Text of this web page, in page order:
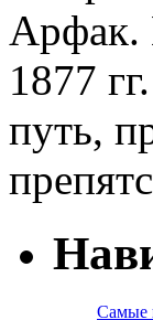
Арфак.
1877
путь,
Самые